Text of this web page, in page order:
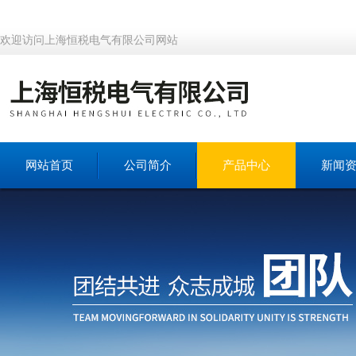
欢迎访问上海恒税电气有限公司网站
网站首页 公司简介 产品中心 新闻